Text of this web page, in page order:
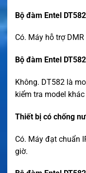
Bộ đàm Entel
Có. Máy hỗ trợ
Bộ đàm Entel
Không. DT582 là
kiểm tra model
Thiết bị có chống
Có. Máy đạt chuẩn
giờ.